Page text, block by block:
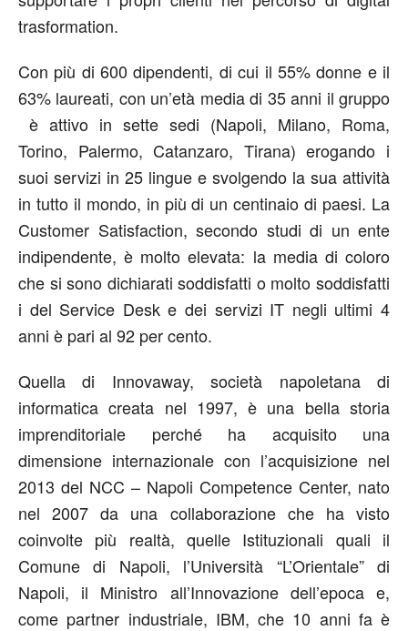
trasformation.
Con più di 600 dipendenti, di cui il 55% donne e il
63% laureati, con un’età media di 35 anni il gruppo
è attivo in sette sedi (Napoli, Milano, Roma,
Torino, Palermo, Catanzaro, Tirana) erogando i
suoi servizi in 25 lingue e svolgendo la sua attività
in tutto il mondo, in più di un centinaio di paesi. La
Customer Satisfaction, secondo studi di un ente
indipendente, è molto elevata: la media di coloro
che si sono dichiarati soddisfatti o molto soddisfatti
i del Service Desk e dei servizi IT negli ultimi 4
anni è pari al 92 per cento.
Quella di Innovaway, società napoletana di
informatica creata nel 1997, è una bella storia
imprenditoriale perché ha acquisito una
dimensione internazionale con l’acquisizione nel
2013 del NCC – Napoli Competence Center, nato
nel 2007 da una collaborazione che ha visto
coinvolte più realtà, quelle Istituzionali quali il
Comune di Napoli, l’Università “L’Orientale” di
Napoli, il Ministro all’Innovazione dell’epoca e,
come partner industriale, IBM, che 10 anni fa è